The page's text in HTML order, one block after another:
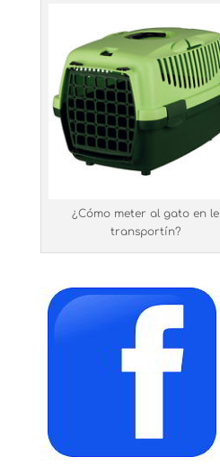
¿Cómo meter al gato en le
transportín?